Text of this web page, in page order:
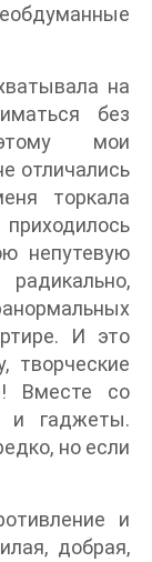
на
без
мои
отличались
торкала
непутевую
И это
творческие
Вместе со
и гаджеты.
но если
и
добрая,